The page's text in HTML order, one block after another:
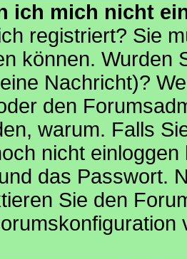
ich mich nicht
registriert? Sie
können. Wurden
Nachricht)?
den
warum. Falls
nicht
das Passwort.
Sie den